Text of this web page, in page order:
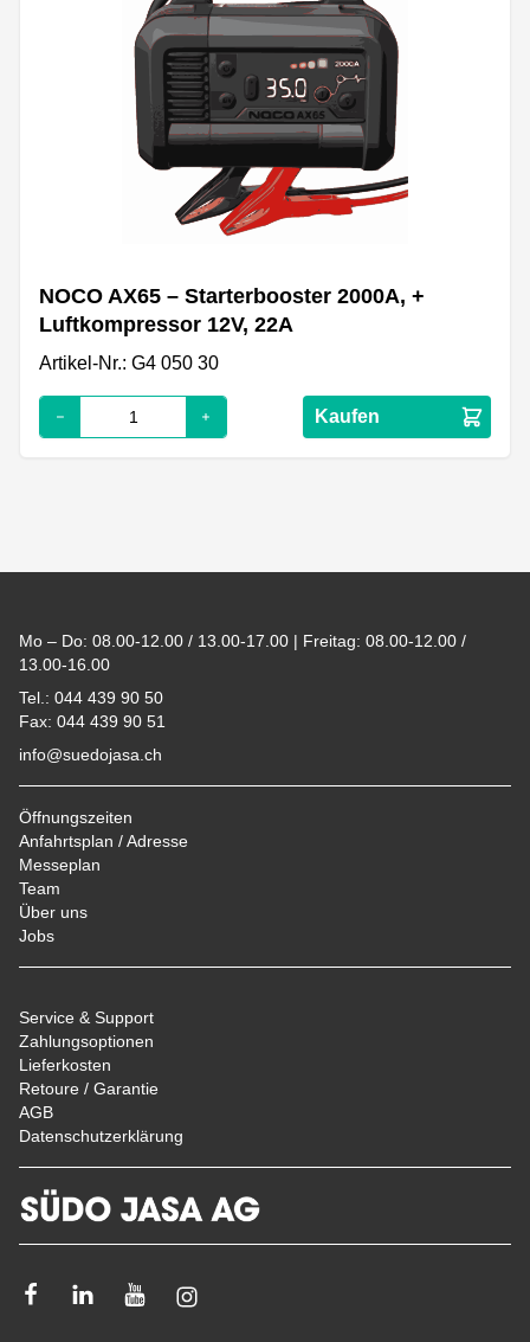
NOCO AX65 – Starterbooster 2000A, +
Luftkompressor 12V, 22A
Artikel-Nr.: G4 050 30
Kaufen
Mo – Do: 08.00-12.00 / 13.00-17.00 | Freitag: 08.00-12.00 /
13.00-16.00
Tel.: 044 439 90 50
Fax: 044 439 90 51
info@suedojasa.ch
Öffnungszeiten
Anfahrtsplan / Adresse
Messeplan
Team
Über uns
Jobs
Service & Support
Zahlungsoptionen
Lieferkosten
Retoure / Garantie
AGB
Datenschutzerklärung
FacebookLinkedinYoutubeInstagram